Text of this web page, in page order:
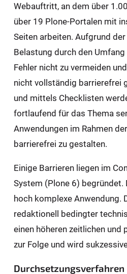
Webauftritt, an dem über
über 19 Plone-Portalen mit
Seiten arbeiten. Aufgrund
Belastung durch den
Fehler nicht zu vermeiden
nicht vollständig barrierefrei
und mittels Checklisten
fortlaufend für das Thema
Anwendungen im Rahmen
barrierefrei zu gestalten.
Einige Barrieren liegen im
System (Plone 6) begründet.
hoch komplexe Anwendung.
redaktionell bedingter
einen höheren zeitlichen und
zur Folge und wird
Durchsetzungsverfahren